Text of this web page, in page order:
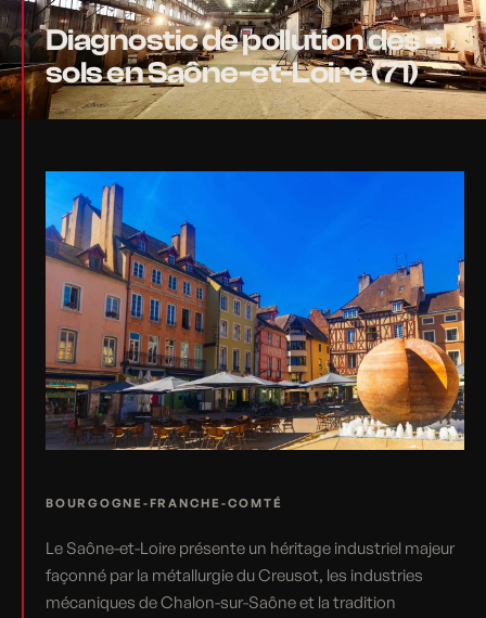
Diagnostic de pollution des
sols en Saône-et-Loire (71)
BOURGOGNE-FRANCHE-COMTÉ
Le Saône-et-Loire présente un héritage industriel majeur
façonné par la métallurgie du Creusot, les industries
mécaniques de Chalon-sur-Saône et la tradition